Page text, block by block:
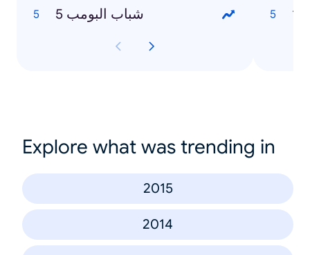
شباب البومب 5
Explore what was trending in
2015
2014